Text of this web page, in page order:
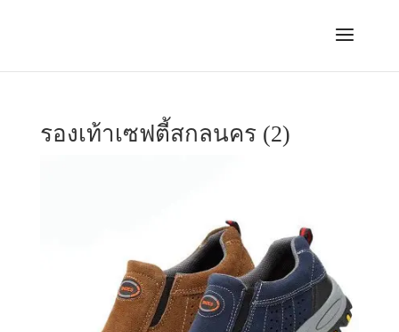
รองเท้าเซฟตี้สกลนคร (2)